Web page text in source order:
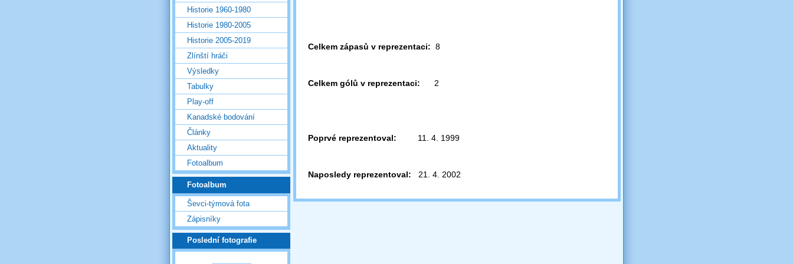
Celkem zápasů v reprezentaci: 8
Celkem gólů v reprezentaci: 2
Poprvé reprezentoval: 11. 4. 1999
Naposledy reprezentoval: 21. 4. 2002
Historie 1960-1980
Historie 1980-2005
Historie 2005-2019
Zlínští hráči
Výsledky
Tabulky
Play-off
Kanadské bodování
Články
Aktuality
Fotoalbum
Fotoalbum
Ševci-týmová fota
Zápisníky
Poslední fotografie